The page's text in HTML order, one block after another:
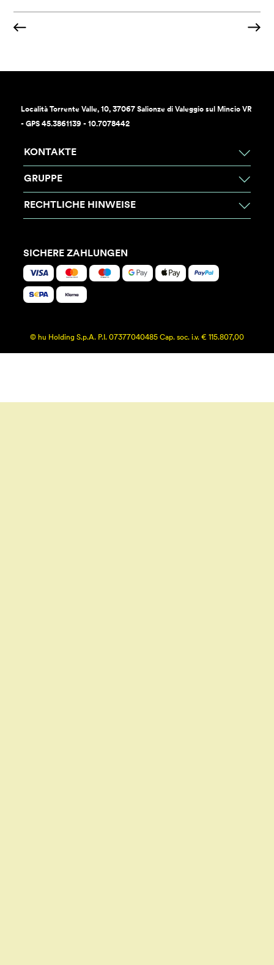
Località Torrente Valle, 10, 37067 Salionze di Valeggio sul Mincio VR
- GPS 45.3861139 - 10.7078442
KONTAKTE
GRUPPE
RECHTLICHE HINWEISE
SICHERE ZAHLUNGEN
© hu Holding S.p.A. P.I. 07377040485 Cap. soc. i.v. € 115.807,00